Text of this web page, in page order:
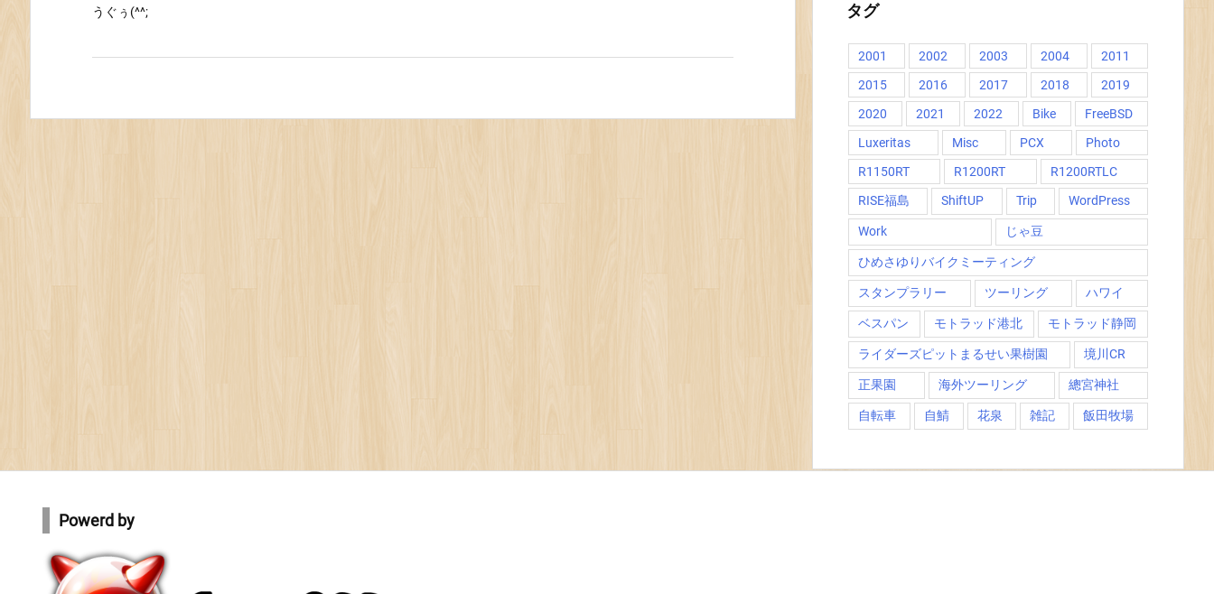
うぐぅ(^^; タグ
2001 2002 2003 2004
2011
2015
2016 2017 2018
2019
2020
2021 2022 Bike
FreeBSD
Luxeritas
Misc PCX
Photo
R1150RT
R1200RT
R1200RTLC
RISE福島
ShiftUP Trip WordPress
Work じゃ豆
ひめさゆりバイクミーティング
スタンプラリー ツーリング ハワイ
ベスパン モトラッド港北 モトラッド静岡
ライダーズピットまるせい果樹園 境川CR
正果園 海外ツーリング 總宮神社
自転車 自鯖 花泉 雑記 飯田牧場
Powerd by